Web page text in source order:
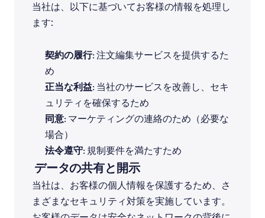
当社は、以下に基づいてお客様の情報を処理し
ます:
契約の履行: 注文編集サービスを提供するた
め
正当な利益: 当社のサービスを改善し、セキ
ュリティを確保するため
同意: マーケティングの連絡のため（必要な
場合）
法令遵守: 規制要件を満たすため
データの共有と開示
当社は、お客様の個人情報を保護するため、さ
まざまなセキュリティ対策を実施しています。